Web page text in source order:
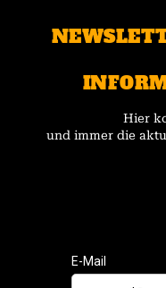
Hier
und immer die